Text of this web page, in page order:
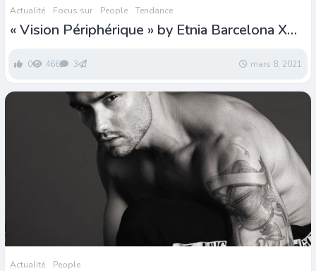
Actualité Focus sur People Tendance
« Vision Périphérique » by Etnia Barcelona X
0 466 3 mars 8, 2021
Actualité People